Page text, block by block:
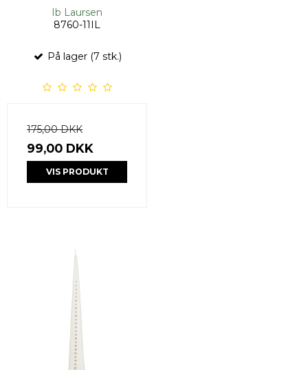
Ib Laursen
8760-11IL
På lager (7 stk.)
175,00 DKK
99,00 DKK
VIS PRODUKT